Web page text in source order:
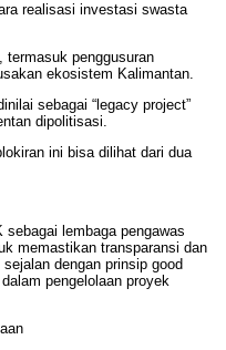
realisasi investasi swasta
termasuk penggusuran
ekosistem Kalimantan.
sebagai “legacy project”
dipolitisasi.
ini bisa dilihat dari dua
lembaga pengawas
memastikan transparansi dan
dengan prinsip good
pengelolaan proyek